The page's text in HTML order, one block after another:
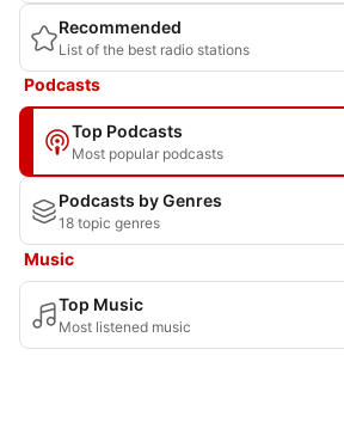
Recommended
List of the best radio stations
Podcasts
Top Podcasts
Most popular podcasts
Podcasts by Genres
18 topic genres
Music
Top Music
Most listened music